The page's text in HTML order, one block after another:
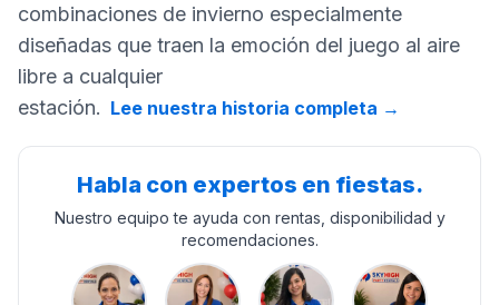
combinaciones de invierno especialmente
diseñadas que traen la emoción del juego al aire
libre a cualquier
estación. Lee nuestra historia completa →
Habla con expertos en fiestas.
Nuestro equipo te ayuda con rentas, disponibilidad y
recomendaciones.